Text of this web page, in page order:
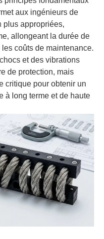
aux ingénieurs de
plus appropriées,
allongeant la durée de
coûts de maintenance.
et des vibrations
de protection, mais
critique pour obtenir un
à long terme et de haute